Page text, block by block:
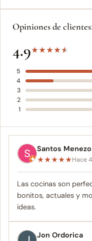
Opiniones de clientes
4.9★★★★★
5
4
3
2
1
Santos Menezo
★★★★★Hace
Las cocinas son
bonitos, actuales y
ideas.
Jon Ordorica